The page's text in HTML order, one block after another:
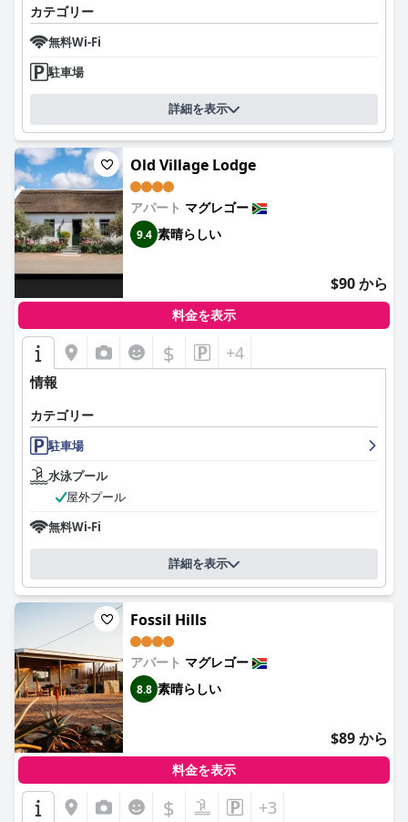
カテゴリー
無料Wi-Fi
駐車場
詳細を表示
Old Village Lodge
アパート マグレゴー
9.4 素晴らしい
$90 から
料金を表示
$ +4
情報
カテゴリー
駐車場
水泳プール
屋外プール
無料Wi-Fi
詳細を表示
Fossil Hills
アパート マグレゴー
8.8 素晴らしい
$89 から
料金を表示
$ +3